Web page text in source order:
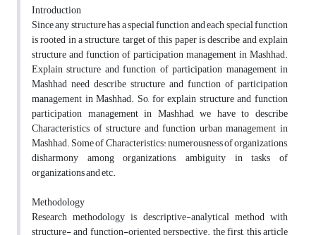
Introduction
Since any structure has a special function and each special function
is rooted in a structure, target of this paper is describe and explain
structure and function of participation management in Mashhad.
Explain structure and function of participation management in
Mashhad need describe structure and function of participation
management in Mashhad. So, for explain structure and function
participation management in Mashhad, we have to describe
Characteristics of structure and function urban management in
Mashhad. Some of Characteristics: numerousness of organizations,
disharmony among organizations, ambiguity in tasks of
organizations and etc.
Methodology
Research methodology is descriptive-analytical method with